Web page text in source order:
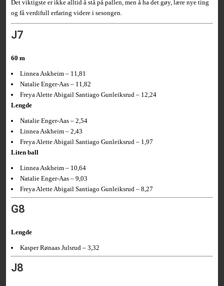
Det viktigste er ikke alltid å stå på pallen, men å ha det gøy, lære nye ting
og få verdifull erfaring videre i sesongen.
J7
60 m
Linnea Askheim – 11,81
Natalie Enger-Aas – 11,82
Freya Alette Abigail Santiago Gunleiksrud – 12,24
Lengde
Natalie Enger-Aas – 2,54
Linnea Askheim – 2,43
Freya Alette Abigail Santiago Gunleiksrud – 1,97
Liten ball
Linnea Askheim – 10,64
Natalie Enger-Aas – 9,03
Freya Alette Abigail Santiago Gunleiksrud – 8,27
G8
Lengde
Kasper Rønaas Julsrud – 3,32
J8